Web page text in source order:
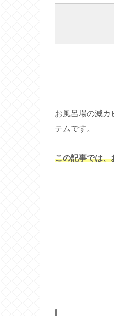
お風呂場の滅カ
テムです。
この記事では、